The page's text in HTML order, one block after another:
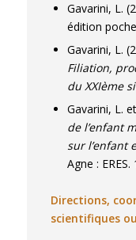
(1987),
transmission
mes
sujet, en tant
collectif et le
Mes thèmes
d’une part sur
scolaire (genre
Gavarini, L.
édition
Gavarini, L.
Filiation,
du XXIème
Gavarini, L.
de l’enfant
sur l’enfant
Agne : ERES.
Directions,
scientifiques